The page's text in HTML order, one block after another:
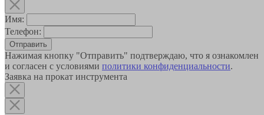
Имя:
Телефон:
Отправить
Нажимая кнопку "Отправить" подтверждаю, что я ознакомлен
и согласен с условиями политики конфиденциальности.
Заявка на прокат инструмента